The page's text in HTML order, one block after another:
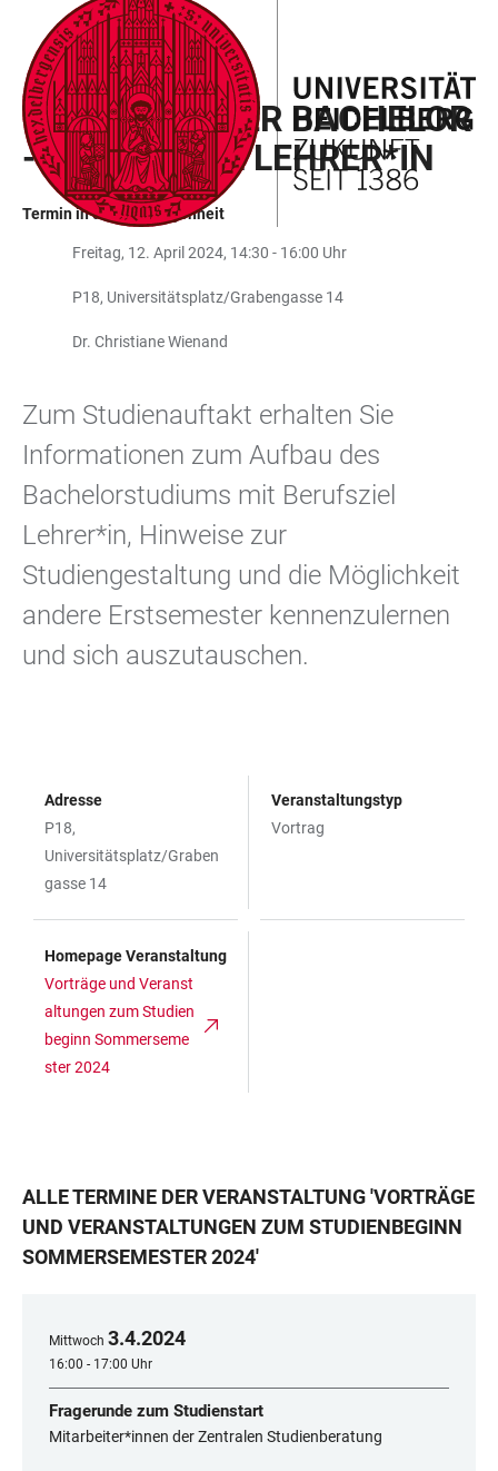
LINKS
ZUR
BARRIEREFREIHEIT
ZUM
HAUPTINHALT
HAUPTNAVIGATION
ÖFFNEN
WEBSEITENSUCHE
ÖFFNEN
POLYVALENTER BACHELOR
- BERUFSZIEL LEHRER*IN
Termin in der Vergangenheit
Freitag, 12. April 2024, 14:30 - 16:00 Uhr
P18, Universitätsplatz/Grabengasse 14
Dr. Christiane Wienand
Zum Studienauftakt erhalten Sie
Informationen zum Aufbau des
Bachelorstudiums mit Berufsziel
Lehrer*in, Hinweise zur
Studiengestaltung und die Möglichkeit
andere Erstsemester kennenzulernen
und sich auszutauschen.
Adresse
P18,
Universitätsplatz/Graben
gasse 14
Veranstaltungstyp
Vortrag
Homepage Veranstaltung
Vorträge und Veranst
altungen zum Studien
beginn Sommerseme
ster 2024
ALLE TERMINE DER VERANSTALTUNG'VORTRÄGE
UND VERANSTALTUNGEN ZUM STUDIENBEGINN
SOMMERSEMESTER 2024'
Mittwoch 3.4.2024
16:00 - 17:00 Uhr
Fragerunde zum Studienstart
Mitarbeiter*innen der Zentralen Studienberatung